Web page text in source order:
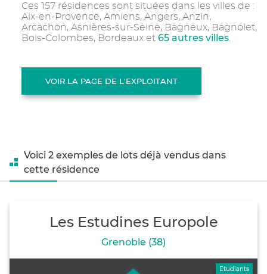
Ces 157 résidences sont situées dans les villes de :
Aix-en-Provence, Amiens, Angers, Anzin,
Arcachon, Asnières-sur-Seine, Bagneux, Bagnolet,
Bois-Colombes, Bordeaux et 65 autres villes
VOIR LA PAGE DE L'EXPLOITANT
Voici 2 exemples de lots déjà vendus dans
cette résidence
Les Estudines Europole
Grenoble (38)
Etudiants